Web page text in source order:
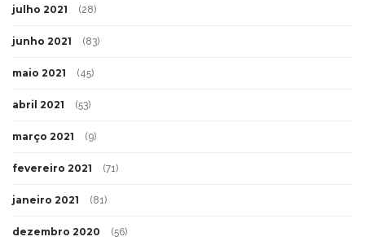
julho 2021 (28)
junho 2021 (83)
maio 2021 (45)
abril 2021 (53)
março 2021 (9)
fevereiro 2021 (71)
janeiro 2021 (81)
dezembro 2020 (56)